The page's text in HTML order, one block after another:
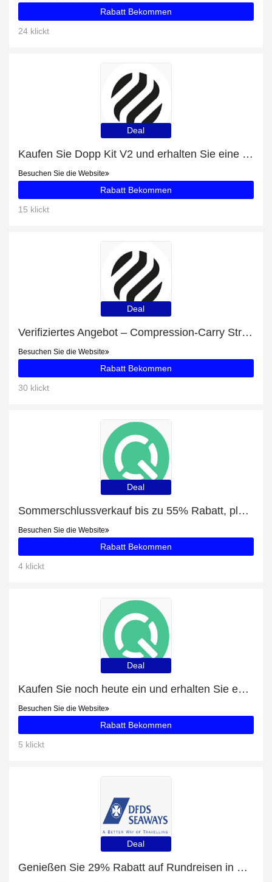
Rabatt Bekommen
24 klickt
Deal
Kaufen Sie Dopp Kit V2 und erhalten Sie eine Geschenkkarte
Besuchen Sie die Website
Rabatt Bekommen
15 klickt
Deal
Verifiziertes Angebot – Compression-Carry Straps mit Rabatten von bis zu 9%
Besuchen Sie die Website
Rabatt Bekommen
30 klickt
Deal
Sommerschlussverkauf bis zu 55% Rabatt, plus Groß - 15 Geräte mit 5% Rabatt
Besuchen Sie die Website
Rabatt Bekommen
4 klickt
Deal
Kaufen Sie noch heute ein und erhalten Sie exklusive Angebote
Besuchen Sie die Website
Rabatt Bekommen
5 klickt
Deal
Genießen Sie 29% Rabatt auf Rundreisen in Schottland + 11% zusätzlichen Rabatt